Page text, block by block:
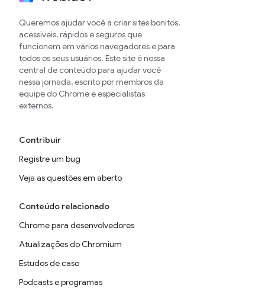
Queremos ajudar você a criar sites bonitos,
acessíveis, rápidos e seguros que
funcionem em vários navegadores e para
todos os seus usuários. Este site é nossa
central de conteúdo para ajudar você
nessa jornada, escrito por membros da
equipe do Chrome e especialistas
externos.
Contribuir
Registre um bug
Veja as questões em aberto
Conteúdo relacionado
Chrome para desenvolvedores
Atualizações do Chromium
Estudos de caso
Podcasts e programas